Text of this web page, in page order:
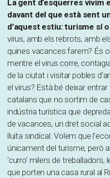
La gent d’esquerres
davant del que està sent
d’aquest estiu: turisme sí
virus, amb els rebrots, amb
quines vacances farem? És
mentre el virus corre,
de la ciutat i visitar pobles
el virus? Està bé deixar
catalans que no sortim de
indústria turística que
de vacances, un dret social
lluita sindical. Volem que
únicament del turisme, però
‘curro’ milers de treballadors,
que porten una casa rural al